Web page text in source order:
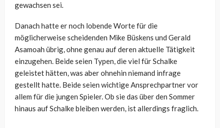
gewachsen sei.
Danach hatte er noch lobende Worte für die
möglicherweise scheidenden Mike Büskens und Gerald
Asamoah übrig, ohne genau auf deren aktuelle Tätigkeit
einzugehen. Beide seien Typen, die viel für Schalke
geleistet hätten, was aber ohnehin niemand infrage
gestellt hatte. Beide seien wichtige Ansprechpartner vor
allem für die jungen Spieler. Ob sie das über den Sommer
hinaus auf Schalke bleiben werden, ist allerdings fraglich.